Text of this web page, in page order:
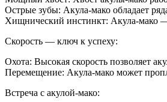
Острые зубы: Акула-мако обладает
Хищнический инстинкт: Акула-мако
Скорость — ключ к успеху:
Охота: Высокая скорость позволяет
Перемещение: Акула-мако может
Встреча с акулой-мако: